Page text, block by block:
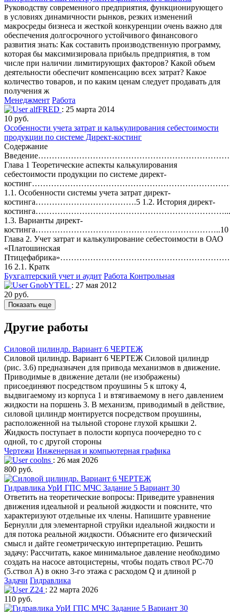
Руководству современного предприятия, функционирующего
в условиях динамичности рынков, резких изменений
макросреды бизнеса и жесткой конкуренции очень важно для
обеспечения долгосрочного устойчивого финансового
развития знать: Как составить производственную программу,
которая бы максимизировала прибыль предприятия, в том
числе при наличии лимитирующих факторов? Какой объем
деятельности обеспечит компенсацию всех затрат? Какое
количество товаров, и по каким ценам следует продавать для
получения ж
Менеджмент Работа
alfFRED : 25 марта 2014
10 руб.
Особенности учета затрат и калькулирования себестоимости
продукции по системе Директ-костинг
Содержание
Глава 1 Теоретические аспекты калькулирования
себестоимости продукции по системе директ-
1.1. Особенности системы учета затрат директ-
костинга……………………………….5 1.2. История директ-
1.3. Варианты директ-
костинга…………………………………………………………..10
Глава 2. Учет затрат и калькулирование себестоимости в ОАО
«Платошинская
16 2.1. Кратк
Бухгалтерский учет и аудит Работа Контрольная
GnobYTEL : 27 мая 2012
20 руб.
Показать еще
Другие работы
Силовой цилиндр. Вариант 6 ЧЕРТЕЖ
Силовой цилиндр. Вариант 6 ЧЕРТЕЖ Силовой цилиндр
(рис. 3.6) предназначен для привода механизмов в движение.
Приводимые в движение детали (не изображены)
присоединяют посредством проушины 5 к штоку 4,
выдвигаемому из корпуса 1 и втягиваемому в него давлением
жидкости на поршень 3. В механизм, приводимый в действие,
силовой цилиндр монтируется посредством проушины,
расположенной на тыльной стороне глухой крышки 2.
Жидкость поступает в полости корпуса поочередно то с
одной, то с другой стороны
Чертежи Инженерная и компьютерная графика
coolns : 26 мая 2026
800 руб.
Гидравлика УрИ ГПС МЧС Задание 5 Вариант 30
Ответить на теоретические вопросы: Приведите уравнения
движения идеальной и реальной жидкости и поясните, что
характеризуют отдельные их члены. Напишите уравнение
Бернулли для элементарной струйки идеальной жидкости и
для потока реальной жидкости. Объясните его физический
смысл и дайте геометрическую интерпретацию. Решить
задачу: Рассчитать, какое минимальное давление необходимо
создать на насосе автоцистерны, чтобы подать ствол РС-70
(5.ствол А) в окно 3-го этажа с расходом Q и длиной р
Задачи Гидравлика
Z24 : 22 марта 2026
110 руб.